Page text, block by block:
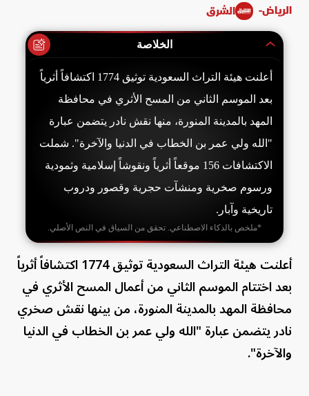
الرياض- الشرق
الخلاصة
أعلنت هيئة التراث السعودية توثيق 1774 اكتشافاً أثرياً
بعد الموسم الثاني من المسح الأثري في محافظة
المهد بالمدينة المنورة، منها نقش نادر يتضمن عبارة
"الله ولي عمر بن الخطاب في الدنيا والآخرة". شملت
الاكتشافات 156 موقعاً أثرياً ونقوشاً إسلامية وثمودية
ورسوم صخرية ومنشآت حجرية وقصور ودروب
تاريخية وآبار.
*ملخص بالذكاء الاصطناعي. تحقق من السياق في النص الأصلي.
أعلنت هيئة التراث السعودية توثيق 1774 اكتشافاً أثرياً
بعد اختتام الموسم الثاني من أعمال المسح الأثري في
محافظة المهد بالمدينة المنورة، من بينها نقش صخري
نادر يتضمن عبارة "الله ولي عمر بن الخطاب في الدنيا
والآخرة".⁣